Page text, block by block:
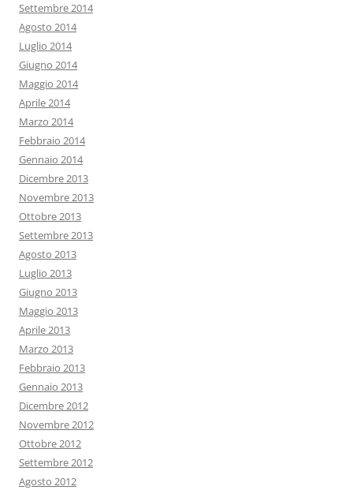
Settembre 2014
Agosto 2014
Luglio 2014
Giugno 2014
Maggio 2014
Aprile 2014
Marzo 2014
Febbraio 2014
Gennaio 2014
Dicembre 2013
Novembre 2013
Ottobre 2013
Settembre 2013
Agosto 2013
Luglio 2013
Giugno 2013
Maggio 2013
Aprile 2013
Marzo 2013
Febbraio 2013
Gennaio 2013
Dicembre 2012
Novembre 2012
Ottobre 2012
Settembre 2012
Agosto 2012